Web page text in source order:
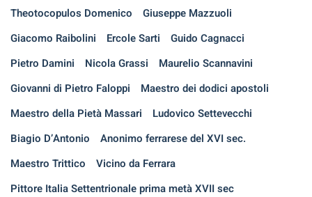
Theotocopulos Domenico
Giuseppe Mazzuoli
Giacomo Raibolini
Ercole Sarti
Guido Cagnacci
Pietro Damini
Nicola Grassi
Maurelio Scannavini
Giovanni di Pietro Faloppi
Maestro dei dodici apostoli
Maestro della Pietà Massari
Ludovico Settevecchi
Biagio D’Antonio
Anonimo ferrarese del XVI sec.
Maestro Trittico
Vicino da Ferrara
Pittore Italia Settentrionale prima metà XVII sec